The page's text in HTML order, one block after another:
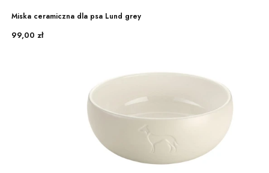
Miska ceramiczna dla psa Lund grey
Cena
99,00 zł